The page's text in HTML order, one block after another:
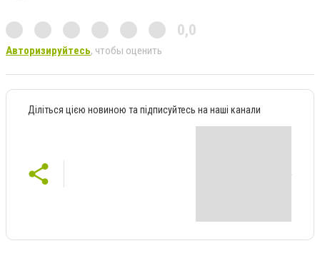
н
и
к
0,0
Авторизируйтесь, чтобы оценить
Діліться цією новиною та підписуйтесь на наші канали